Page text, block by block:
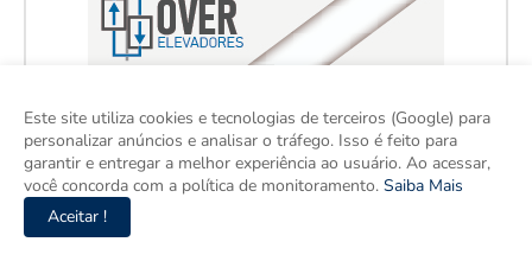
Este site utiliza cookies e tecnologias de terceiros (Google) para
personalizar anúncios e analisar o tráfego. Isso é feito para
garantir e entregar a melhor experiência ao usuário. Ao acessar,
você concorda com a política de monitoramento. Saiba Mais
Aceitar !